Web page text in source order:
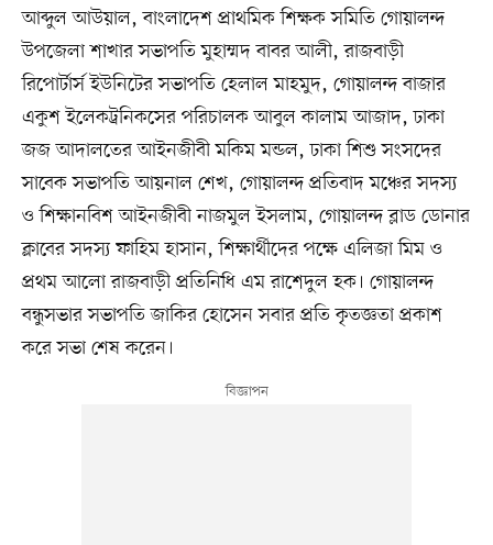
আব্দুল আউয়াল, বাংলাদেশ প্রাথমিক শিক্ষক সমিতি গোয়ালন্দ
উপজেলা শাখার সভাপতি মুহাম্মদ বাবর আলী, রাজবাড়ী
রিপোর্টার্স ইউনিটের সভাপতি হেলাল মাহমুদ, গোয়ালন্দ বাজার
একুশ ইলেকট্রনিকসের পরিচালক আবুল কালাম আজাদ, ঢাকা
জজ আদালতের আইনজীবী মকিম মন্ডল, ঢাকা শিশু সংসদের
সাবেক সভাপতি আয়নাল শেখ, গোয়ালন্দ প্রতিবাদ মঞ্চের সদস্য
ও শিক্ষানবিশ আইনজীবী নাজমুল ইসলাম, গোয়ালন্দ ব্লাড ডোনার
ক্লাবের সদস্য ফাহিম হাসান, শিক্ষার্থীদের পক্ষে এলিজা মিম ও
প্রথম আলো রাজবাড়ী প্রতিনিধি এম রাশেদুল হক। গোয়ালন্দ
বন্ধুসভার সভাপতি জাকির হোসেন সবার প্রতি কৃতজ্ঞতা প্রকাশ
করে সভা শেষ করেন।